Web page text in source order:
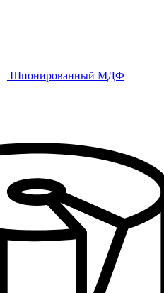
Шпонированный МДФ